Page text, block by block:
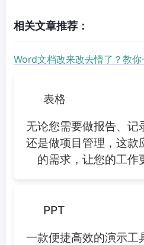
相关文章推荐：
Word文档改来改去懵了？教
表格
无论您需要做报告、记
还是做项目管理，这款
的需求，让您的工作
PPT
一款便捷高效的演示工